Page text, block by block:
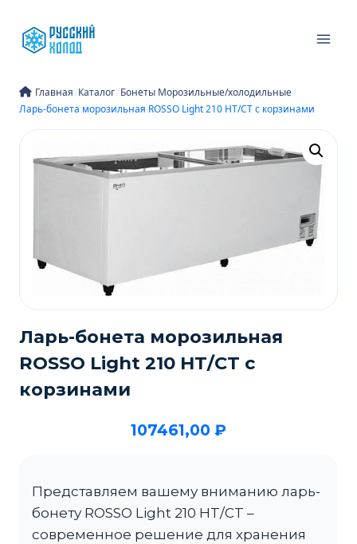
содержимому
Главная/Каталог/Бонеты Морозильные/холодильные/
Ларь-бонета морозильная ROSSO Light 210 HT/CT с корзинами
Ларь-бонета морозильная
ROSSO Light 210 HT/CT с
корзинами
107461,00 ₽
Представляем вашему вниманию ларь-
бонету ROSSO Light 210 HT/CT –
современное решение для хранения